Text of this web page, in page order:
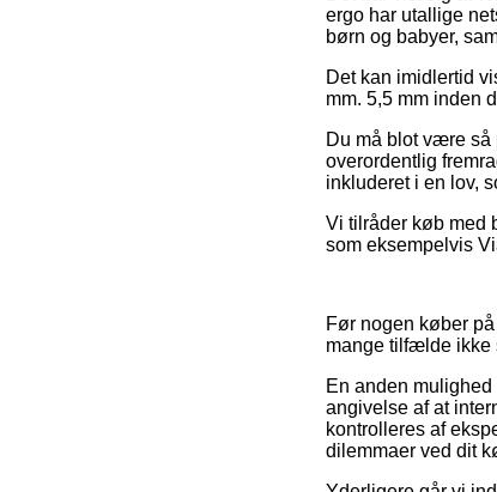
ergo har utallige
børn og babyer,
Det kan imidlertid
mm. 5,5 mm inden
Du må blot være så
overordentlig
inkluderet i en lov,
Vi tilråder køb med
som eksempelvis
Før nogen køber
mange tilfælde ikke
En anden
angivelse af at
kontrolleres af
dilemmaer ved dit